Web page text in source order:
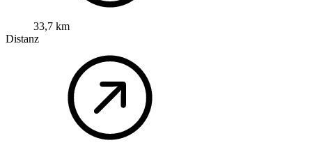
33,7 km
Distanz